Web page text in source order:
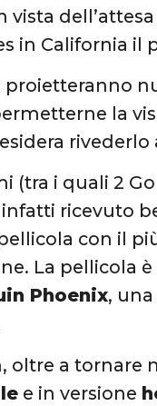
vista dell’attesa
in California il
proietteranno
la
rivederlo
(tra i quali 2
infatti ricevuto
con il
La pellicola
Phoenix, una
a tornare
e in versione